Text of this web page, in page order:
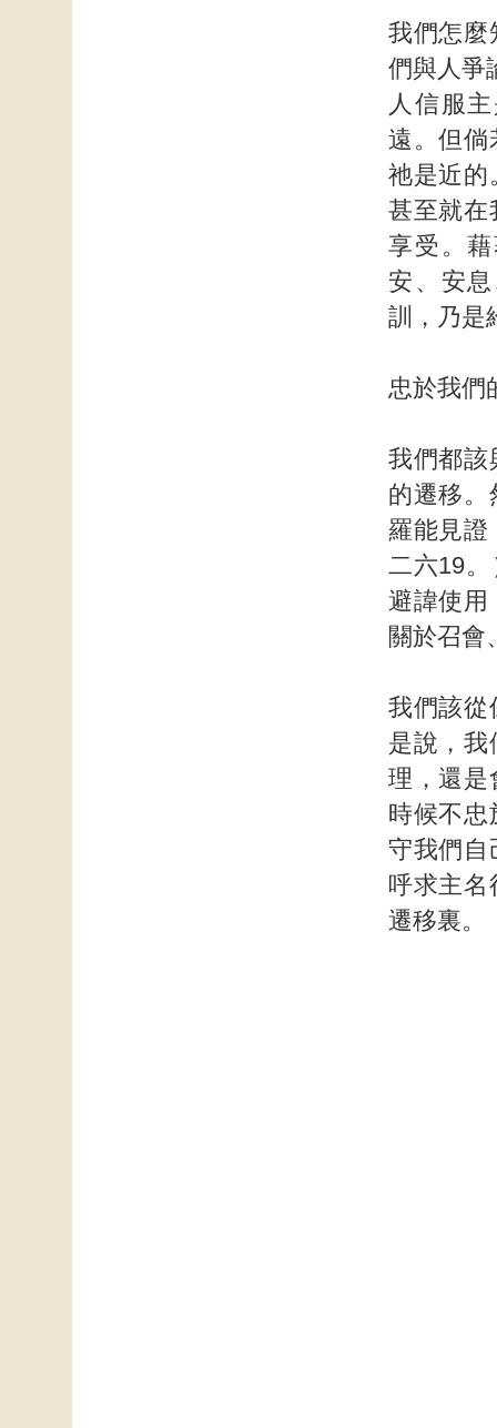
我們怎麼
們與人爭
人信服
遠。但倘
祂是近的
甚至就在
享受。
安、安
訓，乃是
忠於我們
我們都該
的遷移。
羅能見
二六19
避諱使用
關於召會
我們該從
是說，我
理，還是
時候不忠
守我們自
呼求主名